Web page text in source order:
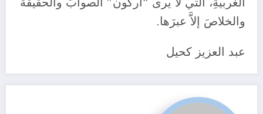
والخلاصَ إلاَّ عبرَها.
عبد العزيز كحيل